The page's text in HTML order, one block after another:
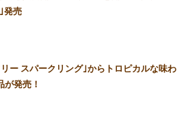
発売
ー スパークリング｣からトロピカルな味わ
が発売！